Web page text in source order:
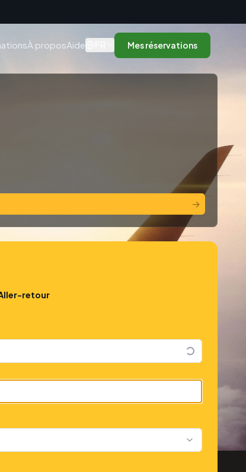
À proposAide Mes réservations
→
retour